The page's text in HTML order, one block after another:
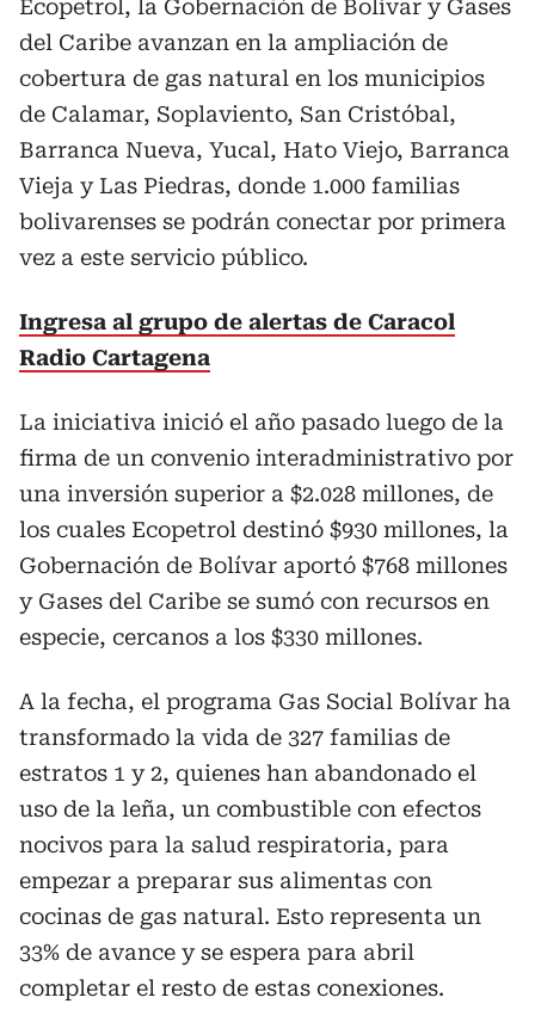
Ecopetrol, la Gobernación de Bolívar y Gases
del Caribe avanzan en la ampliación de
cobertura de gas natural en los municipios
de Calamar, Soplaviento, San Cristóbal,
Barranca Nueva, Yucal, Hato Viejo, Barranca
Vieja y Las Piedras, donde 1.000 familias
bolivarenses se podrán conectar por primera
vez a este servicio público.
Ingresa al grupo de alertas de Caracol
Radio Cartagena
La iniciativa inició el año pasado luego de la
firma de un convenio interadministrativo por
una inversión superior a $2.028 millones, de
los cuales Ecopetrol destinó $930 millones, la
Gobernación de Bolívar aportó $768 millones
y Gases del Caribe se sumó con recursos en
especie, cercanos a los $330 millones.
A la fecha, el programa Gas Social Bolívar ha
transformado la vida de 327 familias de
estratos 1 y 2, quienes han abandonado el
uso de la leña, un combustible con efectos
nocivos para la salud respiratoria, para
empezar a preparar sus alimentas con
cocinas de gas natural. Esto representa un
33% de avance y se espera para abril
completar el resto de estas conexiones.